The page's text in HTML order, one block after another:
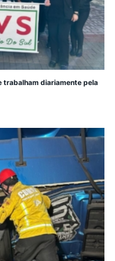
trabalham diariamente pela